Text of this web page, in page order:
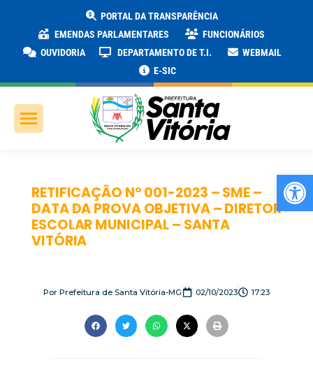
PORTAL DA TRANSPARÊNCIA
EMENDAS PARLAMENTARES
FUNCIONÁRIOS
OUVIDORIA
DEPARTAMENTO DE T.I.
WEBMAIL
E-SIC
RETIFICAÇÃO Nº 001-2023 – SME –
DATA DA PROVA OBJETIVA – DIRETOR
ESCOLAR MUNICIPAL – SANTA
VITÓRIA
Por Prefeitura de Santa Vitória-MG 02/10/2023 17:23